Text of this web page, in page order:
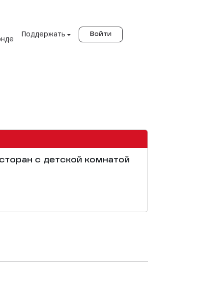
Поддержать Войти
с детской комнатой